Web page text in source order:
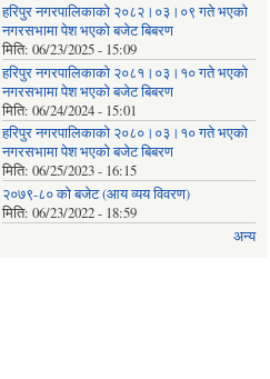
हरिपुर नगरपालिकाको २०८२।०३।०९ गते भएको
नगरसभामा पेश भएको बजेट बिबरण
मिति: 06/23/2025 - 15:09
हरिपुर नगरपालिकाको २०८१।०३।१० गते भएको
नगरसभामा पेश भएको बजेट बिबरण
मिति: 06/24/2024 - 15:01
हरिपुर नगरपालिकाको २०८०।०३।१० गते भएको
नगरसभामा पेश भएको बजेट बिबरण
मिति: 06/25/2023 - 16:15
२०७९-८० को बजेट (आय व्यय विवरण)
मिति: 06/23/2022 - 18:59
अन्य